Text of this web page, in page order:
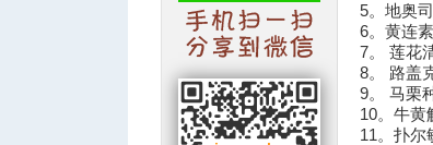
5。地奥
6。黄
7。 莲花
8。 路盖
9。 马栗
10。牛
11。扑